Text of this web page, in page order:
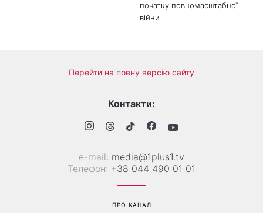
початку повномасштабної
війни
Перейти на повну версію сайту
Контакти:
е-mail: media@1plus1.tv
Телефон: +38 044 490 01 01
ПРО КАНАЛ